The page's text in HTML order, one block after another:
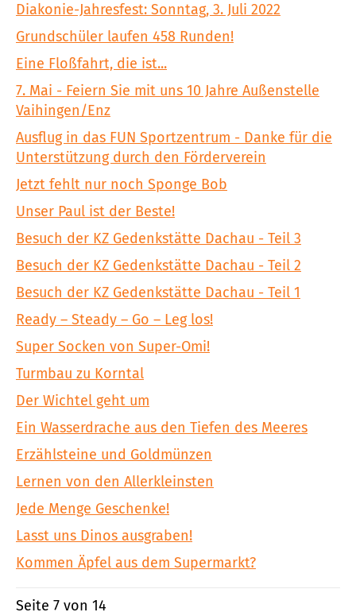
Diakonie-Jahresfest: Sonntag, 3. Juli 2022
Grundschüler laufen 458 Runden!
Eine Floßfahrt, die ist...
7. Mai - Feiern Sie mit uns 10 Jahre Außenstelle
Vaihingen/Enz
Ausflug in das FUN Sportzentrum - Danke für die
Unterstützung durch den Förderverein
Jetzt fehlt nur noch Sponge Bob
Unser Paul ist der Beste!
Besuch der KZ Gedenkstätte Dachau - Teil 3
Besuch der KZ Gedenkstätte Dachau - Teil 2
Besuch der KZ Gedenkstätte Dachau - Teil 1
Ready – Steady – Go – Leg los!
Super Socken von Super-Omi!
Turmbau zu Korntal
Der Wichtel geht um
Ein Wasserdrache aus den Tiefen des Meeres
Erzählsteine und Goldmünzen
Lernen von den Allerkleinsten
Jede Menge Geschenke!
Lasst uns Dinos ausgraben!
Kommen Äpfel aus dem Supermarkt?
Seite 7 von 14